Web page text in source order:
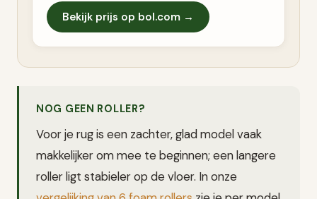
Bekijk prijs op bol.com →
NOG GEEN ROLLER?
Voor je rug is een zachter, glad model vaak
makkelijker om mee te beginnen; een langere
roller ligt stabieler op de vloer. In onze